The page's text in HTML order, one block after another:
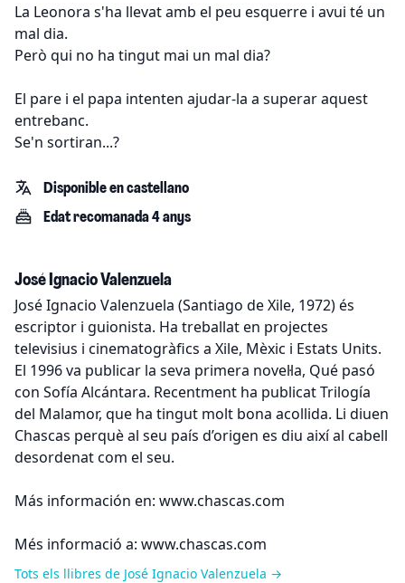
La Leonora s'ha llevat amb el peu esquerre i avui té un
mal dia.
Però qui no ha tingut mai un mal dia?
El pare i el papa intenten ajudar-la a superar aquest
entrebanc.
Se'n sortiran...?
Disponible en castellano
Edat recomanada 4 anys
José Ignacio Valenzuela
José Ignacio Valenzuela (Santiago de Xile, 1972) és
escriptor i guionista. Ha treballat en projectes
televisius i cinematogràfics a Xile, Mèxic i Estats Units.
El 1996 va publicar la seva primera novel·la, Qué pasó
con Sofía Alcántara. Recentment ha publicat Trilogía
del Malamor, que ha tingut molt bona acollida. Li diuen
Chascas perquè al seu país d’origen es diu així al cabell
desordenat com el seu.
Más información en: www.chascas.com
Més informació a: www.chascas.com
Tots els llibres de José Ignacio Valenzuela →